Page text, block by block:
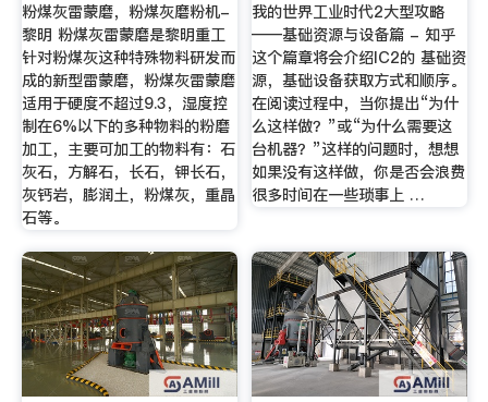
粉煤灰雷蒙磨，粉煤灰磨粉机-
黎明 粉煤灰雷蒙磨是黎明重工
针对粉煤灰这种特殊物料研发而
成的新型雷蒙磨，粉煤灰雷蒙磨
适用于硬度不超过9.3，湿度控
制在6%以下的多种物料的粉磨
加工，主要可加工的物料有：石
灰石，方解石，长石，钾长石，
灰钙岩，膨润土，粉煤灰，重晶
石等。
我的世界工业时代2大型攻略
——基础资源与设备篇 - 知乎
这个篇章将会介绍IC2的 基础资
源，基础设备获取方式和顺序。
在阅读过程中，当你提出“为什
么这样做？”或“为什么需要这
台机器？”这样的问题时，想想
如果没有这样做，你是否会浪费
很多时间在一些琐事上 …